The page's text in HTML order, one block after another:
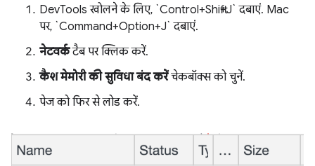
DevTools खोलने के लिए, `Control+Shift+J` दबाएं. Mac
पर, `Command+Option+J` दबाएं.
नेटवर्कटैब पर क्लिक करें.
कैश मेमोरी की सुविधा बंद करेंचेकबॉक्स को चुनें.
पेज को फिर से लोड करें.